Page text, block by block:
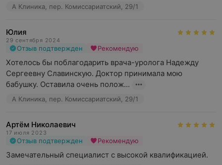
А Клиника, пер. Комиссариатский, 29/1
Юлия
29 сентября 2024
Отзыв подтвержден Рекомендую
Хотелось бы поблагодарить врача-уролога Надежду
Сергеевну Славинскую. Доктор принимала мою
бабушку. Оставила очень полож...
А Клиника, пер. Комиссариатский, 29/1
Артём Николаевич
17 июля 2023
Отзыв подтвержден Рекомендую
Замечательный специалист с высокой квалификацией.